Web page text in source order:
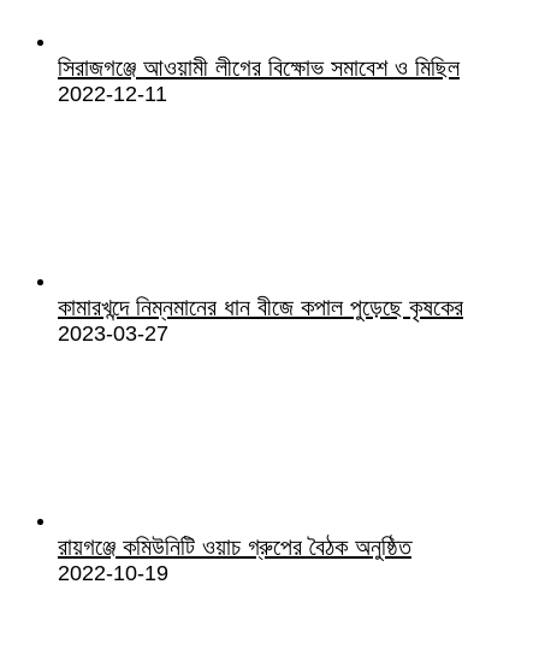
সিরাজগঞ্জে আওয়ামী লীগের বিক্ষোভ সমাবেশ ও মিছিল
2022-12-11
কামারখন্দে নিম্নমানের ধান বীজে কপাল পুড়েছে কৃষকের
2023-03-27
রায়গঞ্জে কমিউনিটি ওয়াচ গ্রুপের বৈঠক অনুষ্ঠিত
2022-10-19